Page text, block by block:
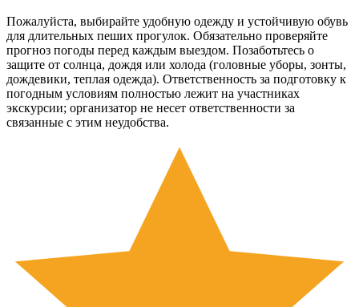
Пожалуйста, выбирайте удобную одежду и устойчивую обувь
для длительных пеших прогулок. Обязательно проверяйте
прогноз погоды перед каждым выездом. Позаботьтесь о
защите от солнца, дождя или холода (головные уборы, зонты,
дождевики, теплая одежда). Ответственность за подготовку к
погодным условиям полностью лежит на участниках
экскурсии; организатор не несет ответственности за
связанные с этим неудобства.